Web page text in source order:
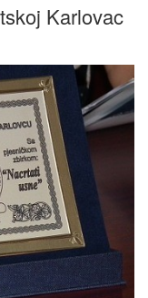
Karlovac